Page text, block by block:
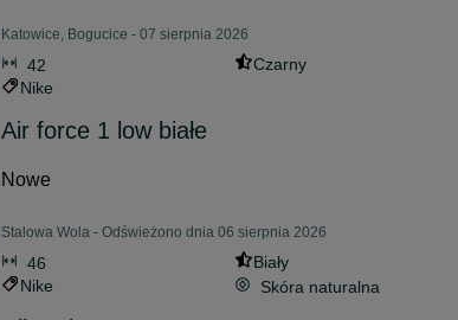
Katowice, Bogucice - 07 sierpnia 2026
42
Czarny
Nike
Air force 1 low białe
Nowe
Stalowa Wola - Odświeżono dnia 06 sierpnia 2026
46
Biały
Nike
Skóra naturalna